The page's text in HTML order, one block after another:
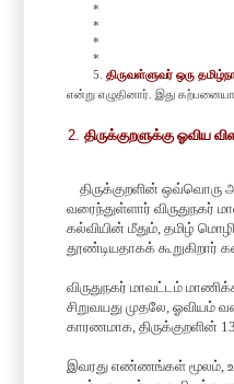
*
*
*
*
5. திருவள்ளுவர் ஒரு
என்று எழுதினார். இது
திருக்குறளுக்கு ஓவிய
திருக்குறளின் ஒவ்வொரு
வரைந்துள்ளார் விருதுநகர்
கல்வியின் மீதும் தமிழ்
தூண்டியதாகக் கூறுகிறார்
விருதுநகர் மாவட்டம்
சிறுவயது முதலே ஓவியம்
காரணமாக திருக்குறளின்
இவரது எண்ணங்கள் மூலம்